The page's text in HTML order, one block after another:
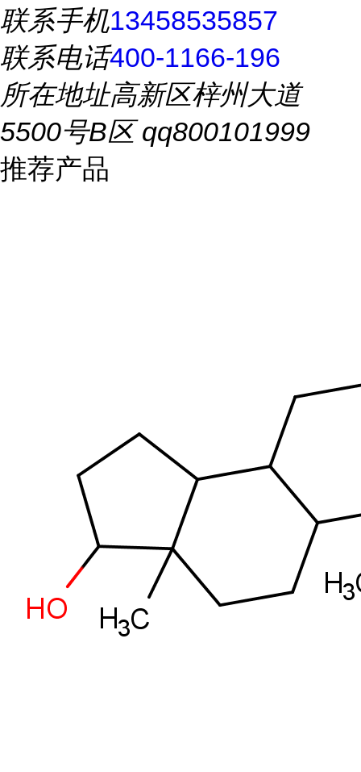
联系手机13458535857
联系电话400-1166-196
所在地址高新区梓州大道
5500号B区 qq800101999
推荐产品